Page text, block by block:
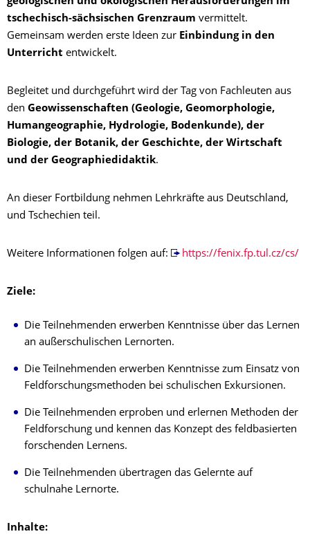
tschechisch-sächsischen Grenzraum vermittelt.
Gemeinsam werden erste Ideen zur Einbindung in den
Unterricht entwickelt.
Begleitet und durchgeführt wird der Tag von Fachleuten aus
den Geowissenschaften (Geologie, Geomorphologie,
Humangeographie, Hydrologie, Bodenkunde), der
Biologie, der Botanik, der Geschichte, der Wirtschaft
und der Geographiedidaktik.
An dieser Fortbildung nehmen Lehrkräfte aus Deutschland,
und Tschechien teil.
Weitere Informationen folgen auf: https://fenix.fp.tul.cz/cs/
Ziele:
Die Teilnehmenden erwerben Kenntnisse über das Lernen
an außerschulischen Lernorten.
Die Teilnehmenden erwerben Kenntnisse zum Einsatz von
Feldforschungsmethoden bei schulischen Exkursionen.
Die Teilnehmenden erproben und erlernen Methoden der
Feldforschung und kennen das Konzept des feldbasierten
forschenden Lernens.
Die Teilnehmenden übertragen das Gelernte auf
schulnahe Lernorte.
Inhalte: